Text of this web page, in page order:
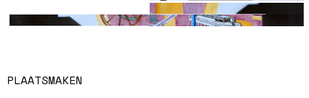
Arya Rambod
De Uitspraak
PLAATSMAKEN